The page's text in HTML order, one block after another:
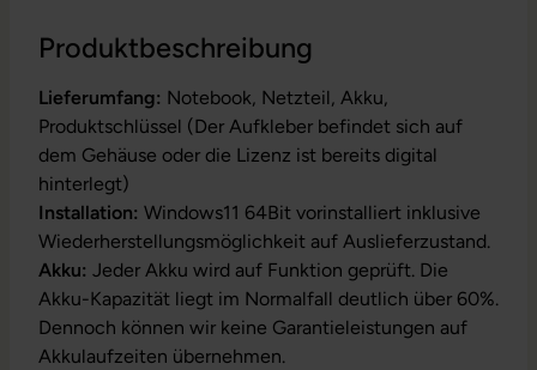
Produktbeschreibung
Lieferumfang: Notebook, Netzteil, Akku,
Produktschlüssel (Der Aufkleber befindet sich auf
dem Gehäuse oder die Lizenz ist bereits digital
hinterlegt)
Installation: Windows11 64Bit vorinstalliert inklusive
Wiederherstellungsmöglichkeit auf Auslieferzustand.
Akku: Jeder Akku wird auf Funktion geprüft. Die
Akku-Kapazität liegt im Normalfall deutlich über 60%.
Dennoch können wir keine Garantieleistungen auf
Akkulaufzeiten übernehmen.